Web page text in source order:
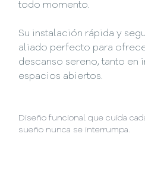
todo momento.
Su instalación rápida y
aliado perfecto para
descanso sereno, tanto en
espacios abiertos.
Diseño funcional que cuida
sueño nunca se interrumpa.